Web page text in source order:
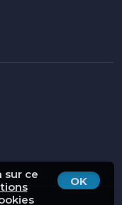
OK
sur ce